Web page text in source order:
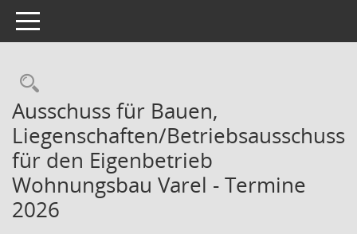
Toggle navigation
Rechercheauswahl
Ausschuss für Bauen,
Liegenschaften/Betriebsausschuss
für den Eigenbetrieb
Wohnungsbau Varel - Termine
2026